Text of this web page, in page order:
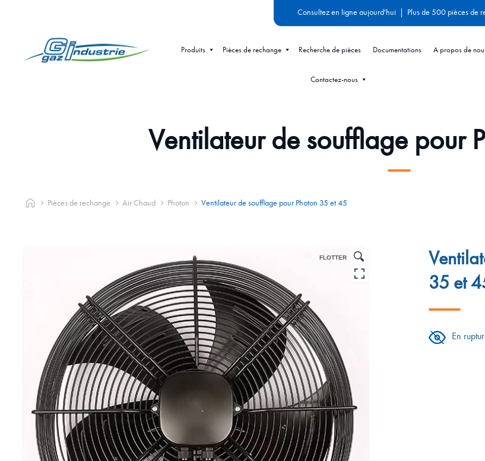
Consultez en ligne aujourd'hui | Plus de 500 pièces de
Produits Pièces de rechange Recherche de pièces Documentations A propos de
Contactez-nous
Ventilateur de soufflage pour
Pièces de rechange Air Chaud Photon Ventilateur de soufflage pour Photon 35 et 45
FLOTTER
35 et
En